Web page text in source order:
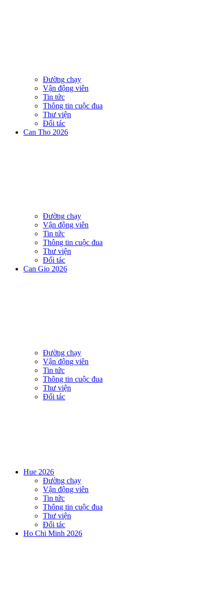
Đường chạy
Vận động viên
Tin tức
Thông tin cuộc đua
Thư viện
Đối tác
Can Tho 2026
Đường chạy
Vận động viên
Tin tức
Thông tin cuộc đua
Thư viện
Đối tác
Can Gio 2026
Đường chạy
Vận động viên
Tin tức
Thông tin cuộc đua
Thư viện
Đối tác
Hue 2026
Đường chạy
Vận động viên
Tin tức
Thông tin cuộc đua
Thư viện
Đối tác
Ho Chi Minh 2026